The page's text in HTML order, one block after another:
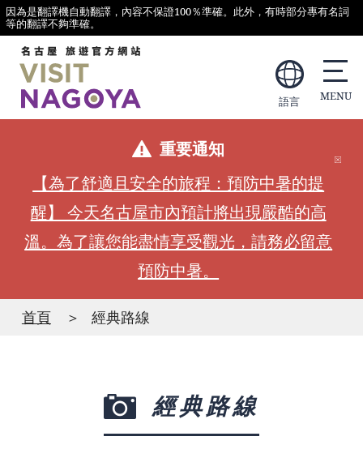
因為是翻譯機自動翻譯，內容不保證100％準確。此外，有時部分專有名詞
等的翻譯不夠準確。
語言
重要通知
【為了舒適且安全的旅程：預防中暑的提
醒】 今天名古屋市內預計將出現嚴酷的高
溫。為了讓您能盡情享受觀光，請務必留意
預防中暑。
首頁 經典路線
經典路線